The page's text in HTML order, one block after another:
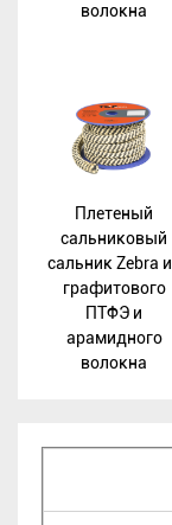
волокна
Плетеный
сальниковый
сальник Zebra
графитового
ПТФЭ и
арамидного
волокна